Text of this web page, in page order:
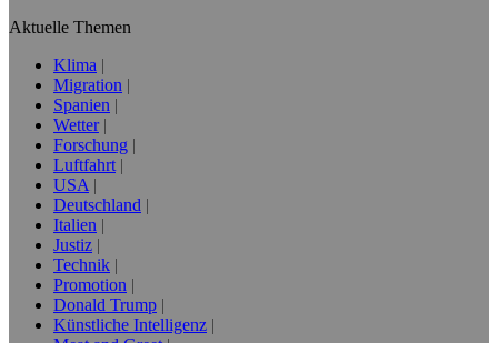
Aktuelle Themen
Klima
Migration
Spanien
Wetter
Forschung
Luftfahrt
USA
Deutschland
Italien
Justiz
Technik
Promotion
Donald Trump
Künstliche Intelligenz